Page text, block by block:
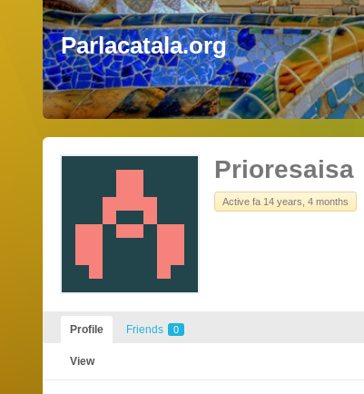
Parlacatala.org
Prioresaisa
Active fa 14 years, 4 months
Profile Friends 0
View